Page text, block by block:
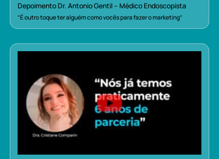
Depoimento Dr. Antonio Gentil – Médico Endoscopista
“É outro toque ter alguém como vocês para fazer o marketing”